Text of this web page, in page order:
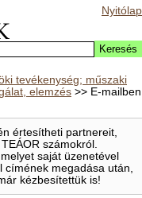
Nyitólap
tevékenység; műszaki
elemzés >> E-mailben
értesítheti partnereit,
számokról.
saját üzenetével
címének megadása után,
kézbesítettük is!